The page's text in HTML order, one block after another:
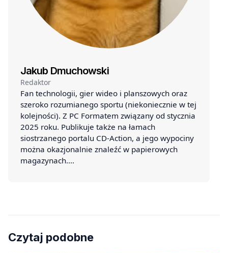
Jakub Dmuchowski
Redaktor
Fan technologii, gier wideo i planszowych oraz
szeroko rozumianego sportu (niekoniecznie w tej
kolejności). Z PC Formatem związany od stycznia
2025 roku. Publikuje także na łamach
siostrzanego portalu CD-Action, a jego wypociny
można okazjonalnie znaleźć w papierowych
magazynach.…
Czytaj podobne